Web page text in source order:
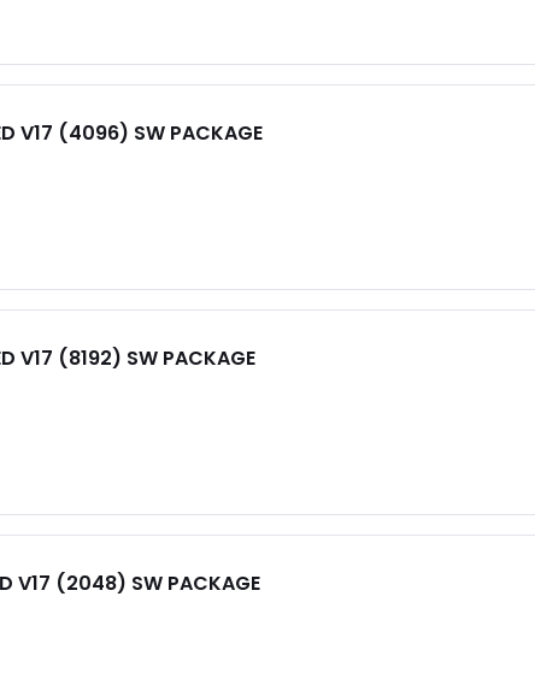
V17 (4096) SW PACKAGE
V17 (8192) SW PACKAGE
V17 (2048) SW PACKAGE